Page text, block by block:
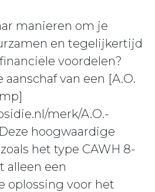
manieren om je
en tegelijkertijd
voordelen?
van een [A.O.
merk/A.O.-
hoogwaardige
het type CAWH 8-
alleen een
oplossing voor het